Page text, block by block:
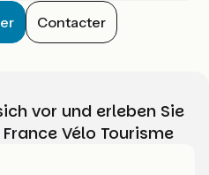
Contacter
vor und erleben Sie
Vélo Tourisme